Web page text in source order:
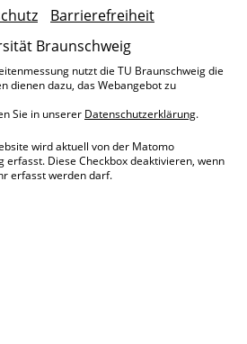
Braunschweig
Barrierefreiheit
nutzt die TU Braunschweig die
dienen dazu, das Webangebot zu
Sie in unserer Datenschutzerklärung.
wird aktuell von der Matomo
erfasst. Diese Checkbox deaktivieren, wenn
erfasst werden darf.